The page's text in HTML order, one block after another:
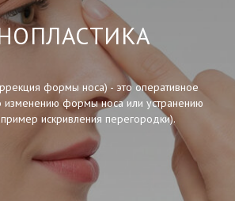
формы носа) - это оперативное
изменению формы носа или устранению
искривления перегородки).